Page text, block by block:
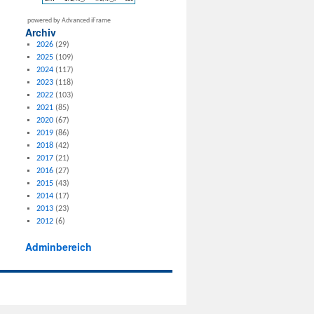
powered by Advanced iFrame
Archiv
2026(29)
2025(109)
2024(117)
2023(118)
2022(103)
2021(85)
2020(67)
2019(86)
2018(42)
2017(21)
2016(27)
2015(43)
2014(17)
2013(23)
2012(6)
Adminbereich